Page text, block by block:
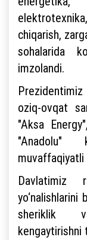
chiqarish,
sohalarida
imzolandi.
oziq-ovqat
"Aksa
"Anadolu"
muvaffaqiyatli
Davlatimiz
sheriklik